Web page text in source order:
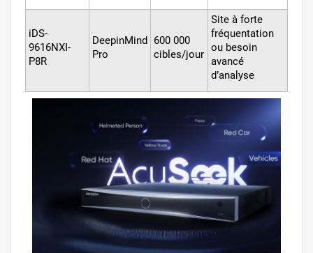
iDS-
9616NXI-
P8R
DeepinMind
Pro
600 000
cibles/jour
Site à forte
fréquentation
ou besoin
avancé
d’analyse